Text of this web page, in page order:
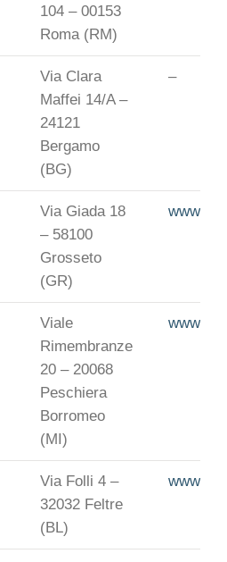
104 – 00153
Roma (RM)
Via Clara
Maffei 14/A –
24121
Bergamo
(BG)
–
Via Giada 18
– 58100
Grosseto
(GR)
Viale
Rimembranze
20 – 20068
Peschiera
Borromeo
(MI)
Via Folli 4 –
32032 Feltre
(BL)